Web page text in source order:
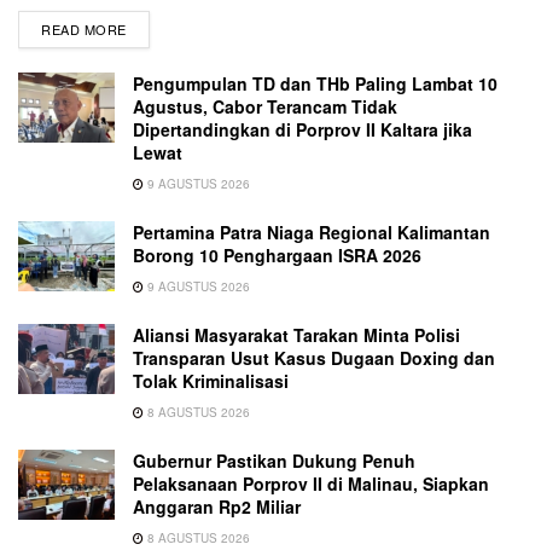
READ MORE
Pengumpulan TD dan THb Paling Lambat 10
Agustus, Cabor Terancam Tidak
Dipertandingkan di Porprov II Kaltara jika
Lewat
9 AGUSTUS 2026
Pertamina Patra Niaga Regional Kalimantan
Borong 10 Penghargaan ISRA 2026
9 AGUSTUS 2026
Aliansi Masyarakat Tarakan Minta Polisi
Transparan Usut Kasus Dugaan Doxing dan
Tolak Kriminalisasi
8 AGUSTUS 2026
Gubernur Pastikan Dukung Penuh
Pelaksanaan Porprov II di Malinau, Siapkan
Anggaran Rp2 Miliar
8 AGUSTUS 2026